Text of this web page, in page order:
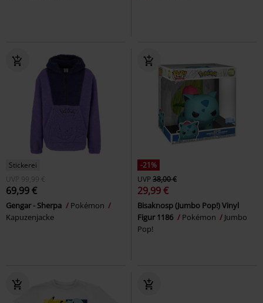
Stickerei
UVP
99,99 €
69,99 €
Gengar - Sherpa
Pokémon
Kapuzenjacke
-21%
UVP38,00 €
29,99 €
Bisaknosp (Jumbo Pop!) Vinyl
Figur 1186
Pokémon
Jumbo
Pop!